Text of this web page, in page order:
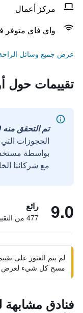
مركز أعمال
واي فاي متوفر
عرض جميع وسائل الراحة
تقييمات حول
تم التحقق منه 100%
الحجوزات
مع شركائنا
9.0 رائع
477 من التقييمات تم التحقق منها
لم يتم العثور على
مسح كل شيء لعرض
فنادق مشابهة